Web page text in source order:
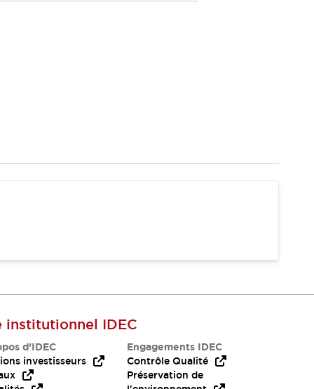
institutionnel IDEC
d’IDEC
investisseurs
Engagements IDEC
Contrôle Qualité
Préservation de